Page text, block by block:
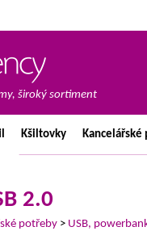
široký sortiment
Kšiltovky Kancelářské
2.0
potřeby > USB,